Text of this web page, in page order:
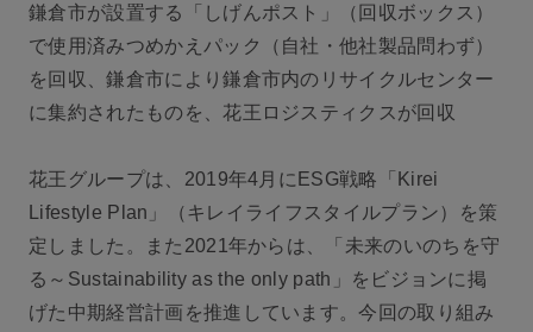
鎌倉市が設置する「しげんポスト」（回収ボックス）
で使用済みつめかえパック（自社・他社製品問わず）
を回収、鎌倉市により鎌倉市内のリサイクルセンター
に集約されたものを、花王ロジスティクスが回収
花王グループは、2019年4月にESG戦略「Kirei
Lifestyle Plan」（キレイライフスタイルプラン）を策
定しました。また2021年からは、「未来のいのちを守
る～Sustainability as the only path」をビジョンに掲
げた中期経営計画を推進しています。今回の取り組み